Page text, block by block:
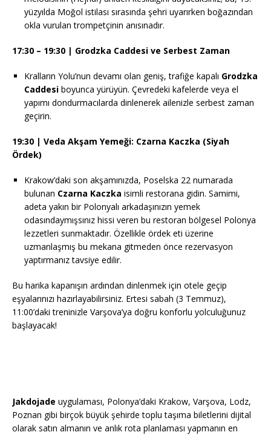
yüzyılda Moğol istilası sırasında şehri uyarırken boğazından
okla vurulan trompetçinin anısınadır.
17:30 – 19:30 | Grodzka Caddesi ve Serbest Zaman
Kralların Yolu’nun devamı olan geniş, trafiğe kapalı Grodzka
Caddesi boyunca yürüyün. Çevredeki kafelerde veya el
yapımı dondurmacılarda dinlenerek ailenizle serbest zaman
geçirin.
19:30 | Veda Akşam Yemeği: Czarna Kaczka (Siyah
Ördek)
Krakow’daki son akşamınızda, Poselska 22 numarada
bulunan Czarna Kaczka isimli restorana gidin. Samimi,
adeta yakın bir Polonyalı arkadaşınızın yemek
odasındaymışsınız hissi veren bu restoran bölgesel Polonya
lezzetleri sunmaktadır. Özellikle ördek eti üzerine
uzmanlaşmış bu mekana gitmeden önce rezervasyon
yaptırmanız tavsiye edilir.
Bu harika kapanışın ardından dinlenmek için otele geçip
eşyalarınızı hazırlayabilirsiniz. Ertesi sabah (3 Temmuz),
11:00’daki treninizle Varşova’ya doğru konforlu yolculuğunuz
başlayacak!
Jakdojade uygulaması, Polonya’daki Krakow, Varşova, Lodz,
Poznan gibi birçok büyük şehirde toplu taşıma biletlerini dijital
olarak satın almanın ve anlık rota planlaması yapmanın en